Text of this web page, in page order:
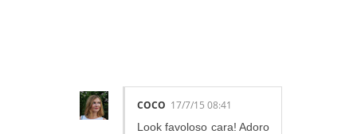
COCO 17/7/15 08:41
Look favoloso cara! Adoro